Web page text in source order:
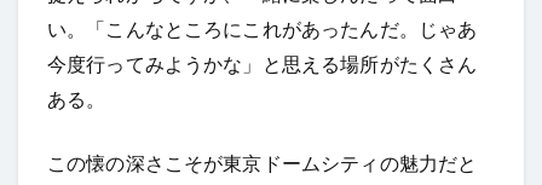
い。「こんなところにこれがあったんだ。じゃあ
今度行ってみようかな」と思える場所がたくさん
ある。
この懐の深さこそが東京ドームシティの魅力だと